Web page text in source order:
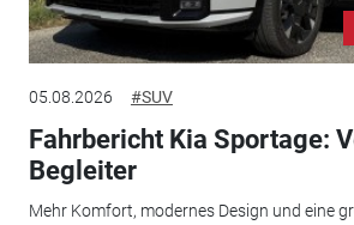
05.08.2026 #SUV
Fahrbericht Kia Sportage:
Begleiter
Mehr Komfort, modernes Design und eine